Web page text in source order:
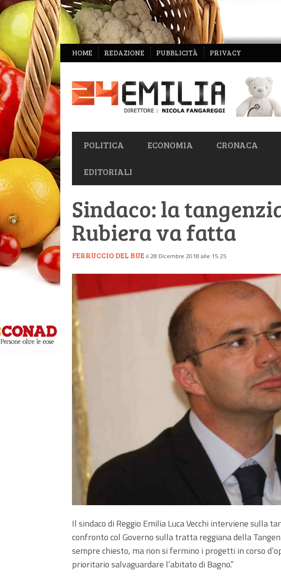
NAVIGAZIONE
SECONDARIA
HOME REDAZIONE PUBBLICITÀ PRIVACY
NAVIGAZIONE
PRIMARIA
POLITICA ECONOMIA CRONACA
EDITORIALI
Sindaco: la
Rubiera va fatta
FERRUCCIO DEL BUE il 28 Dicembre 2018 alle 15:25
Il sindaco di Reggio Emilia Luca Vecchi interviene sulla
confronto col Governo sulla tratta reggiana della
sempre chiesto, ma non si fermino i progetti in corso
prioritario salvaguardare l’abitato di Bagno.”